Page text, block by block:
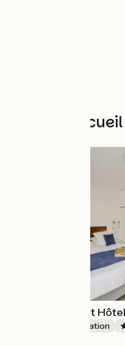
Andere
All Suites Appart
Group accommodation